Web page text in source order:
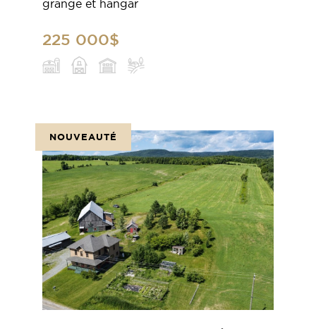
grange et hangar
225 000$
NOUVEAUTÉ